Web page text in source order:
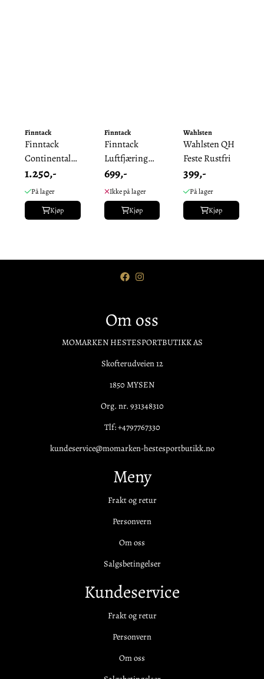
Finntack
Finntack
Continental
Luftfjæring
m/ Ventil
(Stk.)
1.250,-
På lager
Kjøp
Finntack
Finntack
Luftfjæring
Inkl Ventil
(Stk.)
699,-
Ikke på lager
Kjøp
Wahlsten
Wahlsten QH
Feste Rustfri
399,-
På lager
Kjøp
Om oss
MOMARKEN HESTESPORTBUTIKK AS
Skofterudveien 12
1850 MYSEN
Org. nr. 931348310
Tlf:+4797767330
kundeservice@momarken-hestesportbutikk.no
Meny
Frakt og retur
Personvern
Om oss
Salgsbetingelser
Kundeservice
Frakt og retur
Personvern
Om oss